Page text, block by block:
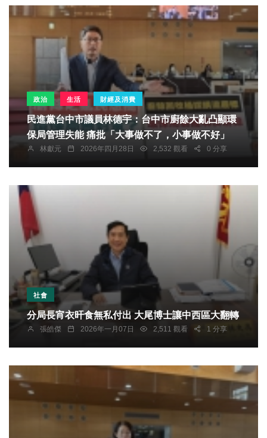
政治 生活 財經及消費
民進黨台中市議員林德宇：台中市廚餘大亂凸顯環
保局管理失能 痛批「大事做不了，小事做不好」
林獻元 2026年四月28日 2,532 觀看 0 分享
社會
分局長宵衣旰食無私付出 大尾博士讓中西區大翻轉
張皓傑 2026年一月07日 2,511 觀看 1 分享